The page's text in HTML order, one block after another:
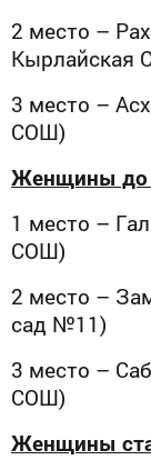
2 место –
Кырлайская
3 место –
СОШ)
Женщины до
1 место –
СОШ)
2 место –
сад №11)
3 место –
СОШ)
Женщины